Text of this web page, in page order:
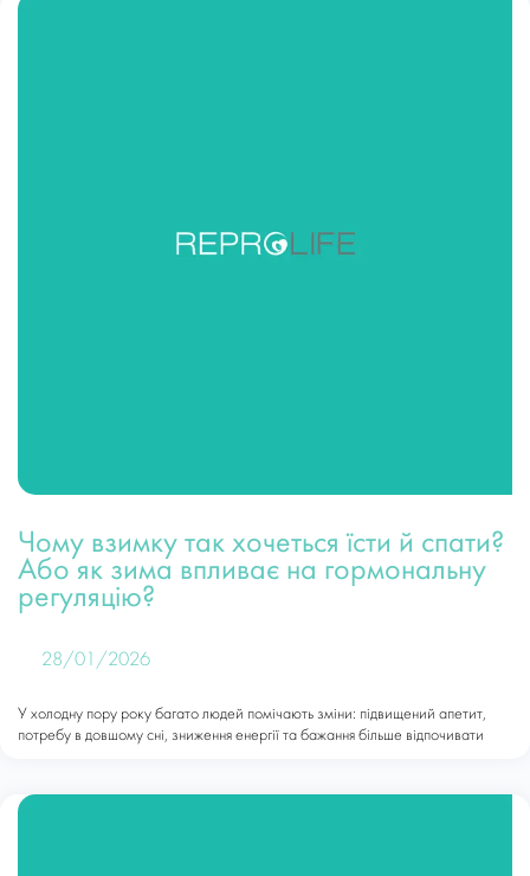
Чому взимку так хочеться їсти й спати?
Або як зима впливає на гормональну
регуляцію?
28/01/2026
У холодну пору року багато людей помічають зміни: підвищений апетит,
потребу в довшому сні, зниження енергії та бажання більше відпочивати